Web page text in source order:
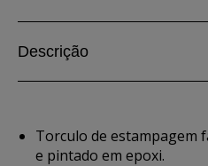
Descrição
Torculo de estampagem
e pintado em epoxi.